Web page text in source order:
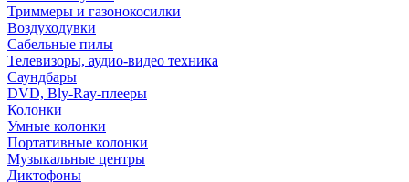
Триммеры и газонокосилки
Воздуходувки
Сабельные пилы
Телевизоры, аудио-видео техника
Саундбары
DVD, Bly-Ray-плееры
Колонки
Умные колонки
Портативные колонки
Музыкальные центры
Диктофоны